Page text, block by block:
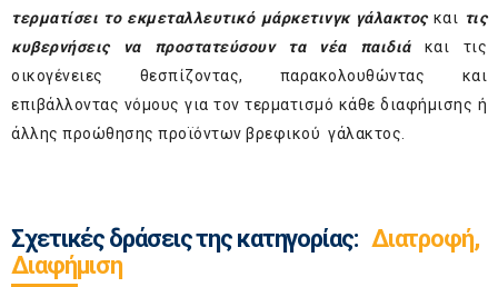
τερματίσει το εκμεταλλευτικό μάρκετινγκ γάλακτοςκαι τις
κυβερνήσεις να προστατεύσουν τα νέα παιδιάκαι τις
οικογένειες θεσπίζοντας, παρακολουθώντας και
επιβάλλοντας νόμους για τον τερματισμό κάθε διαφήμισης ή
άλλης προώθησης προϊόντων βρεφικού γάλακτος.
Σχετικές δράσεις της κατηγορίας: Διατροφή,
Διαφήμιση